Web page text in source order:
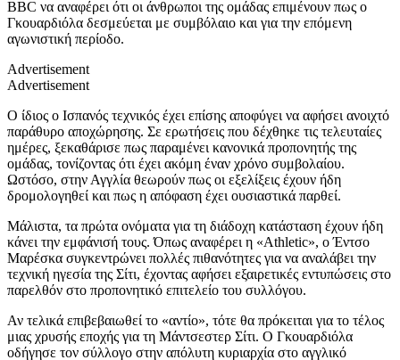
BBC να αναφέρει ότι οι άνθρωποι της ομάδας επιμένουν πως ο
Γκουαρδιόλα δεσμεύεται με συμβόλαιο και για την επόμενη
αγωνιστική περίοδο.
Advertisement
Advertisement
Ο ίδιος ο Ισπανός τεχνικός έχει επίσης αποφύγει να αφήσει ανοιχτό
παράθυρο αποχώρησης. Σε ερωτήσεις που δέχθηκε τις τελευταίες
ημέρες, ξεκαθάρισε πως παραμένει κανονικά προπονητής της
ομάδας, τονίζοντας ότι έχει ακόμη έναν χρόνο συμβολαίου.
Ωστόσο, στην Αγγλία θεωρούν πως οι εξελίξεις έχουν ήδη
δρομολογηθεί και πως η απόφαση έχει ουσιαστικά παρθεί.
Μάλιστα, τα πρώτα ονόματα για τη διάδοχη κατάσταση έχουν ήδη
κάνει την εμφάνισή τους. Όπως αναφέρει η «Athletic», ο Έντσο
Μαρέσκα συγκεντρώνει πολλές πιθανότητες για να αναλάβει την
τεχνική ηγεσία της Σίτι, έχοντας αφήσει εξαιρετικές εντυπώσεις στο
παρελθόν στο προπονητικό επιτελείο του συλλόγου.
Αν τελικά επιβεβαιωθεί το «αντίο», τότε θα πρόκειται για το τέλος
μιας χρυσής εποχής για τη Μάντσεστερ Σίτι. Ο Γκουαρδιόλα
οδήγησε τον σύλλογο στην απόλυτη κυριαρχία στο αγγλικό